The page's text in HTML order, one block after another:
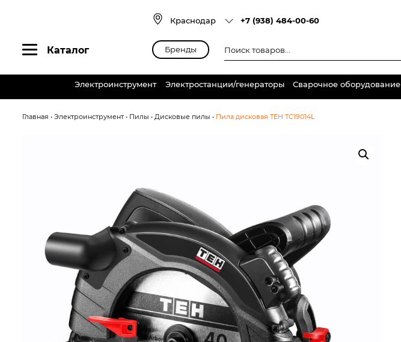
Краснодар +7 (938) 484-00-60
Каталог Бренды товаров
Электроинструмент Электростанции/генераторы Сварочное оборудование
Главная • Электроинструмент• Пилы • Дисковые пилы • Пила дисковая TEH TC19014L